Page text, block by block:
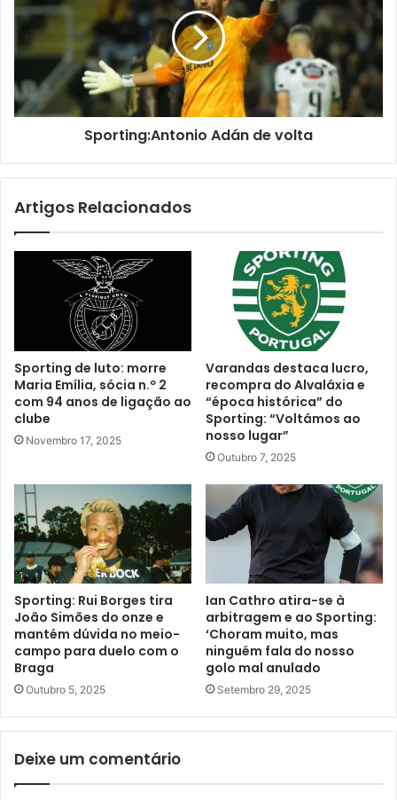
Sporting:Antonio Adán de volta
Artigos Relacionados
Sporting de luto: morre
Maria Emília, sócia n.º 2
com 94 anos de ligação ao
clube
Novembro 17, 2025
Varandas destaca lucro,
recompra do Alvaláxia e
“época histórica” do
Sporting: “Voltámos ao
nosso lugar”
Outubro 7, 2025
Sporting: Rui Borges tira
João Simões do onze e
mantém dúvida no meio-
campo para duelo com o
Braga
Outubro 5, 2025
Ian Cathro atira-se à
arbitragem e ao Sporting:
‘Choram muito, mas
ninguém fala do nosso
golo mal anulado
Setembro 29, 2025
Deixe um comentário